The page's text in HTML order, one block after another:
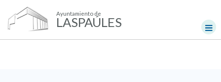
Ayuntamiento de
LASPAÚLES